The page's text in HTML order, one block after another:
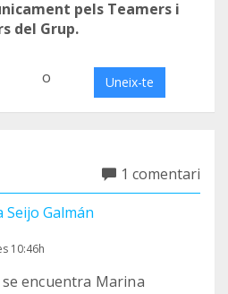
pels Teamers i
del Grup.
o Uneix-te
1 comentari
Galmán
10:46h
encuentra Marina